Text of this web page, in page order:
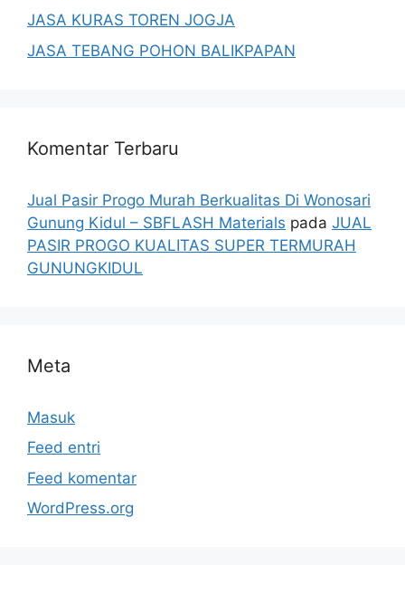
JASA KURAS TOREN JOGJA
JASA TEBANG POHON BALIKPAPAN
Komentar Terbaru
Jual Pasir Progo Murah Berkualitas Di Wonosari
Gunung Kidul – SBFLASH Materials pada JUAL
PASIR PROGO KUALITAS SUPER TERMURAH
GUNUNGKIDUL
Meta
Masuk
Feed entri
Feed komentar
WordPress.org